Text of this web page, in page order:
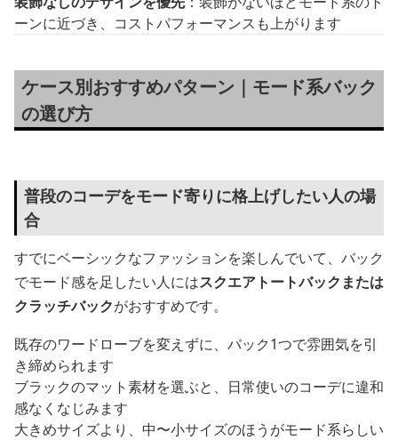
ーンに近づき、コストパフォーマンスも上がります
ケース別おすすめパターン｜モード系バック
の選び方
普段のコーデをモード寄りに格上げしたい人の場
合
すでにベーシックなファッションを楽しんでいて、バック
でモード感を足したい人にはスクエアトートバックまたは
クラッチバックがおすすめです。
既存のワードローブを変えずに、バック1つで雰囲気を引
き締められます
ブラックのマット素材を選ぶと、日常使いのコーデに違和
感なくなじみます
大きめサイズより、中〜小サイズのほうがモード系らしい